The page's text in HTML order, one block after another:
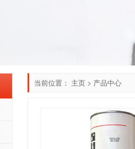
当前位置： 主页 > 产品中心